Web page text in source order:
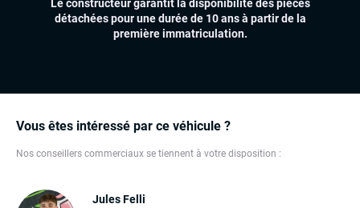
Vous êtes intéressé par ce véhicule ?
Nos conseillers commerciaux se tiennent à votre disposition :
Jules Felli
Volant multifonctions
Système Start and Stop
Feux full LED
Le constructeur garantit la disponibilité des pièces
détachées pour une durée de 10 ans à partir de la
première immatriculation.